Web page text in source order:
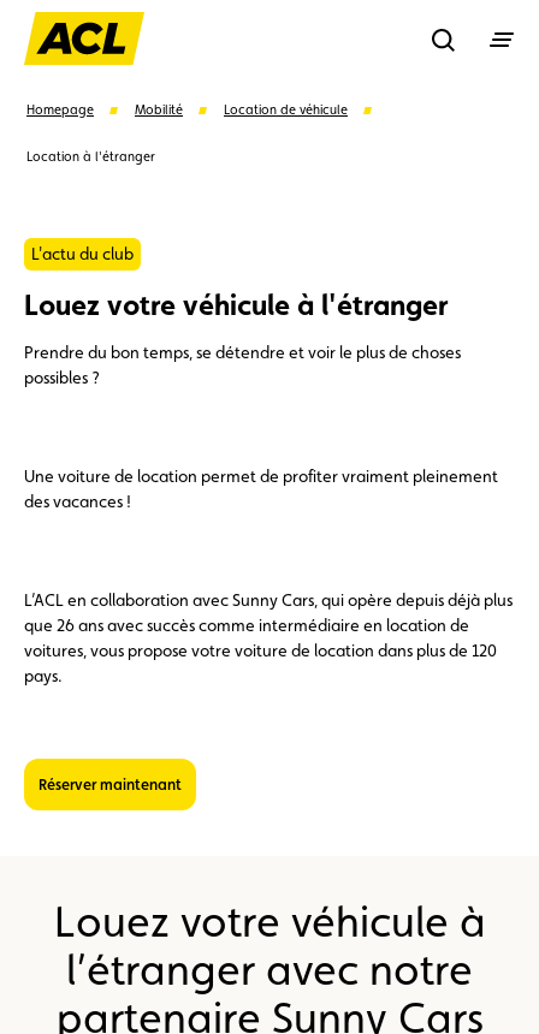
Rechercher
Suggestions
Contrat de vente
Homepage Mobilité Location de véhicule
Location à l'étranger
L'actu du club
Louez votre véhicule à l'étranger
Prendre du bon temps, se détendre et voir le plus de choses
possibles ?
Une voiture de location permet de profiter vraiment pleinement
des vacances !
L’ACL en collaboration avec Sunny Cars, qui opère depuis déjà plus
que 26 ans avec succès comme intermédiaire en location de
voitures, vous propose votre voiture de location dans plus de 120
pays.
Réserver maintenant
Louez votre véhicule à
l’étranger avec notre
partenaire Sunny Cars